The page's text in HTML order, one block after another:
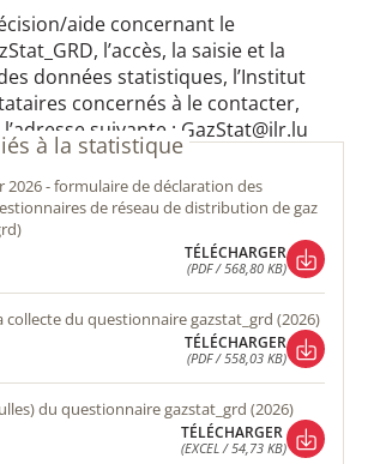
aide concernant le
l’accès, la saisie et la
données statistiques, l’Institut
concernés à le contacter,
suivante : GazStat@ilr.lu
à la statistique
de réseau de distribution de gaz
TÉLÉCHARGER
(PDF / 568,80 KB)
TÉLÉCHARGER
collecte du questionnaire gazstat_grd (2026)
TÉLÉCHARGER
(PDF / 558,03 KB)
TÉLÉCHARGER
du questionnaire gazstat_grd (2026)
TÉLÉCHARGER
(EXCEL / 54,73 KB)